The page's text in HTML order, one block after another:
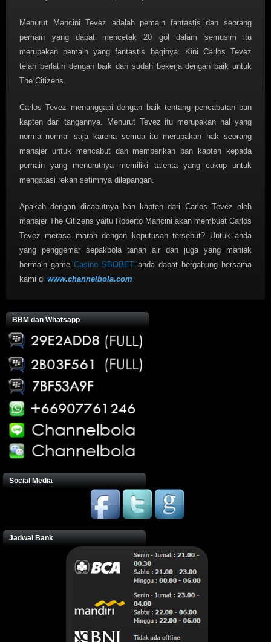
Menurut Mancini Tevez adalah pemain fantastis dan seorang
pemain yang dapat mencetak 20 gol dalam semusim itu
merupakan pemain yang fantastis baginya. Kini Carlos Tevez
telah berlatih dengan baik dan sudah bekerja dengan baik untuk
The Citizens.
Carlos Tevez menanggapi dengan baik tentang pencabutan ban
kapten dari tangannya. Menurut Tevez itu merupakan hal yang
normal-normal saja karena semua itu merupakan hak seorang
manajer untuk mencabut dan memberikan ban kapten kepada
pemain yang menurutnya memiliki talenta yang cukup untuk
mengatasi rekan setimnya dilapangan.
Apakah dengan dicabutnya ban kapten dari Carlos Tevez oleh
manajer The Citizens yaitu Roberto Mancini akan membuat Carlos
Tevez merasa marah dengan keputusan tersebut? Untuk anda
yang penggemar sepakbola tanah air dan juga yang maniak
bermain game Casino SBOBET anda dapat bergabung bersama
kami di www.channelbola.com
BBM dan Whatsapp
Social Media
Jadwal Bank